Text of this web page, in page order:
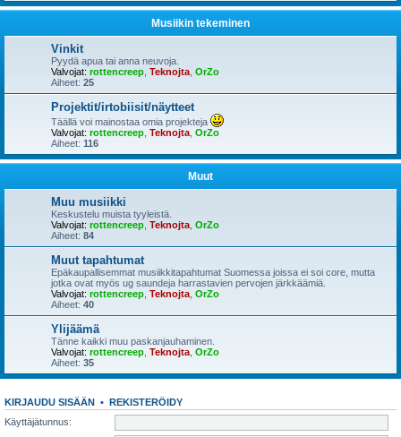
Musiikin tekeminen
Vinkit
Pyydä apua tai anna neuvoja.
Valvojat: rottencreep Teknojta OrZo
Aiheet: 25
Projektit/irtobiisit/näytteet
Täällä voi mainostaa omia projekteja
Valvojat: rottencreep Teknojta OrZo
Aiheet: 116
Muut
Muu musiikki
Keskustelu muista tyyleistä.
Valvojat: rottencreep Teknojta OrZo
Aiheet: 84
Muut tapahtumat
Epäkaupallisemmat musiikkitapahtumat Suomessa joissa ei soi core, mutta
jotka ovat myös ug saundeja harrastavien pervojen järkkäämiä.
Valvojat: rottencreep Teknojta OrZo
Aiheet: 40
Ylijäämä
Tänne kaikki muu paskanjauhaminen.
Valvojat: rottencreep Teknojta OrZo
Aiheet: 35
KIRJAUDU SISÄÄN • REKISTERÖIDY
Käyttäjätunnus: